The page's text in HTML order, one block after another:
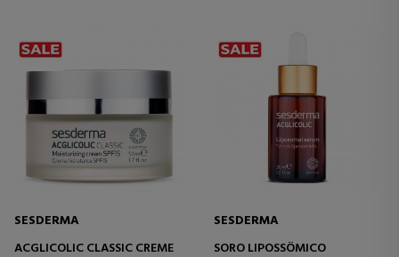
SESDERMA
ACGLICOLIC CLASSIC CREME
SESDERMA
SORO LIPOSSÔMICO